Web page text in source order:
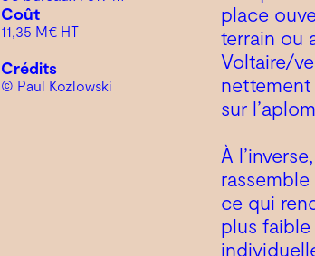
Coût
11,35 M€ HT
Crédits
© Paul Kozlowski
place
terrain ou
Voltaire/
nettement
sur
À
ce qui
plus faible